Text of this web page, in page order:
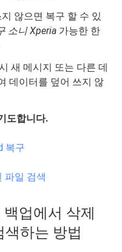
않으면 복구 할 수 있
소니 Xperia 가능한 한
새 메시지 또는 다른 데
데이터를 덮어 쓰지 않
도합니다.
복구
파일 검색
업에서 삭제
색하는 방법